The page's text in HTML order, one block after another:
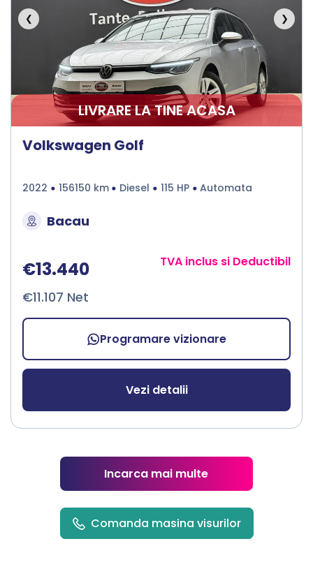
❮ ❯
LIVRARE LA TINE ACASA
Volkswagen Golf
2022 156150 km Diesel 115 HP Automata
Bacau
€13.440
€11.107 Net
TVA inclus si Deductibil
Programare vizionare
Vezi detalii
Incarca mai multe
Comanda masina visurilor